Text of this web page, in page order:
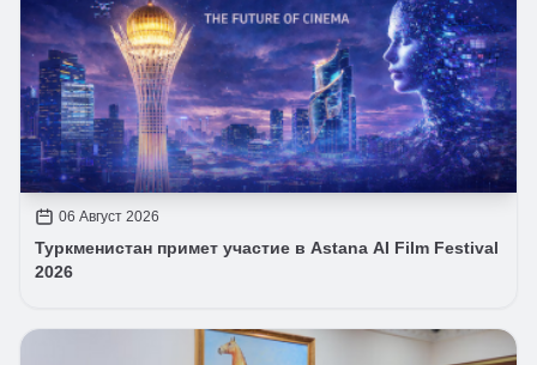
06 Август 2026
Туркменистан примет участие в Astana AI Film Festival
2026